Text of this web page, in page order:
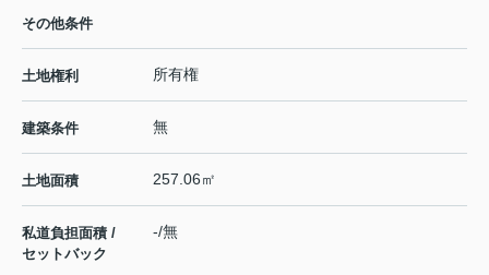
その他条件
土地権利 所有権
建築条件 無
土地面積 257.06㎡
私道負担面積 /
セットバック
-/無